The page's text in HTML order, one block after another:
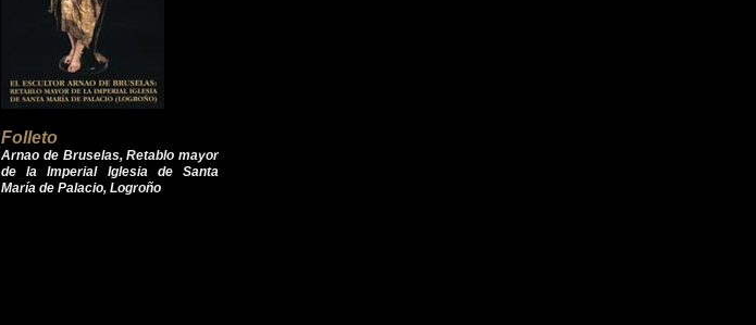
Folleto
Arnao de Bruselas, Retablo mayor
de la Imperial Iglesia de Santa
María de Palacio, Logroño